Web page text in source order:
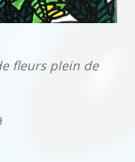
fleurs plein de